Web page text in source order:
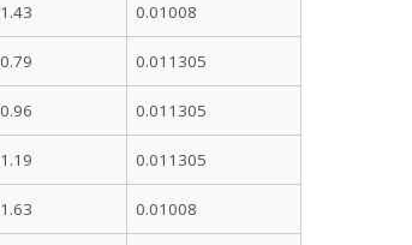
1.43 0.01008
0.79 0.011305
0.96 0.011305
1.19 0.011305
1.63
0.01008